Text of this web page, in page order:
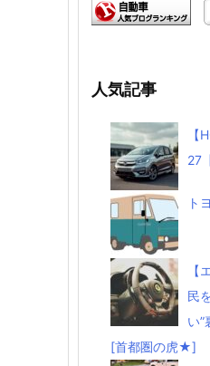
人気記事
27
ト
【
民
い
[首都圏の虎★]